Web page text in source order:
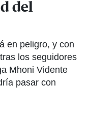
del
en peligro, y con
los seguidores
Mhoni Vidente
pasar con